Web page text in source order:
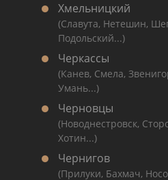
Хмельницкий
(Славута, Нетешин,
Подольский...)
Черкассы
(Канев, Смела,
Умань...)
Черновцы
(Новоднестровск,
Хотин...)
Чернигов
(Прилуки, Бахмач,